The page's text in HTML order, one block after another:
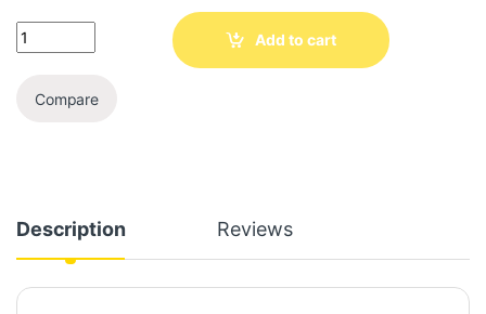
Add to cart
Compare
Description Reviews